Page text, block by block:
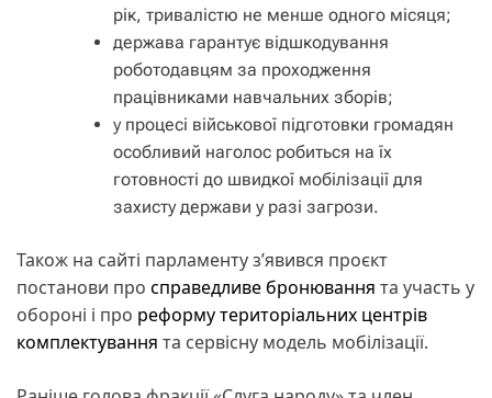
рік, тривалістю не менше одного місяця;
держава гарантує відшкодування
роботодавцям за проходження
працівниками навчальних зборів;
у процесі військової підготовки громадян
особливий наголос робиться на їх
готовності до швидкої мобілізації для
захисту держави у разі загрози.
Також на сайті парламенту з’явився проєкт
постанови про справедливе бронювання та участь у
обороні і про реформу територіальних центрів
комплектування та сервісну модель мобілізації.